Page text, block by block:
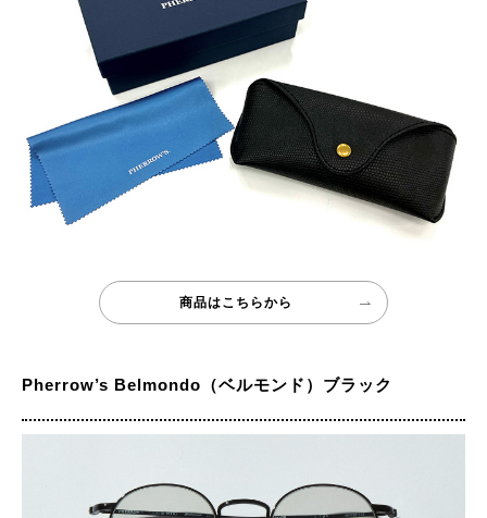
商品はこちらから
Pherrow’s Belmondo（ベルモンド）ブラック